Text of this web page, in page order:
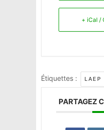
+ iCal /
Étiquettes : LAEP
PARTAGEZ